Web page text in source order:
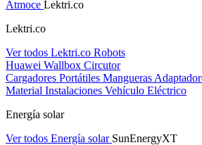
Atmoce Lektri.co
Lektri.co
Ver todos Lektri.co Robots
Huawei Wallbox Circutor
Cargadores Portátiles Mangueras
Material Instalaciones Vehículo Eléctrico
Energía solar
Ver todos Energía solar SunEnergyXT